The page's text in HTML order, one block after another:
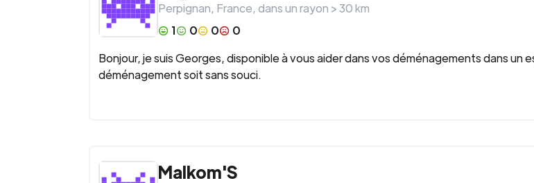
Perpignan, France, dans un rayon >30km
1
0 0
0
Bonjour, je suis Georges, disponible à vous aider dans vos déménagements dans
déménagement soit sans souci.
Malkom'S